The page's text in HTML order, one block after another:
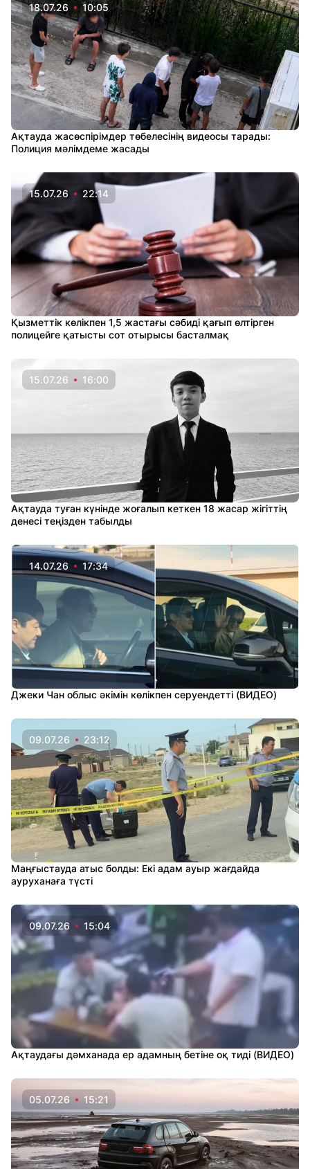
18.07.26 10:05
Ақтауда жасөспірімдер төбелесінің видеосы тарады:
Полиция мәлімдеме жасады
15.07.26 22:14
Қызметтік көлікпен 1,5 жастағы сәбиді қағып өлтірген
полицейге қатысты сот отырысы басталмақ
15.07.26 16:00
Ақтауда туған күнінде жоғалып кеткен 18 жасар жігіттің
денесі теңізден табылды
14.07.26 17:34
Джеки Чан облыс әкімін көлікпен серуендетті (ВИДЕО)
09.07.26 23:12
Маңғыстауда атыс болды: Екі адам ауыр жағдайда
ауруханаға түсті
09.07.26 15:04
Ақтаудағы дәмханада ер адамның бетіне оқ тиді (ВИДЕО)
05.07.26 15:21